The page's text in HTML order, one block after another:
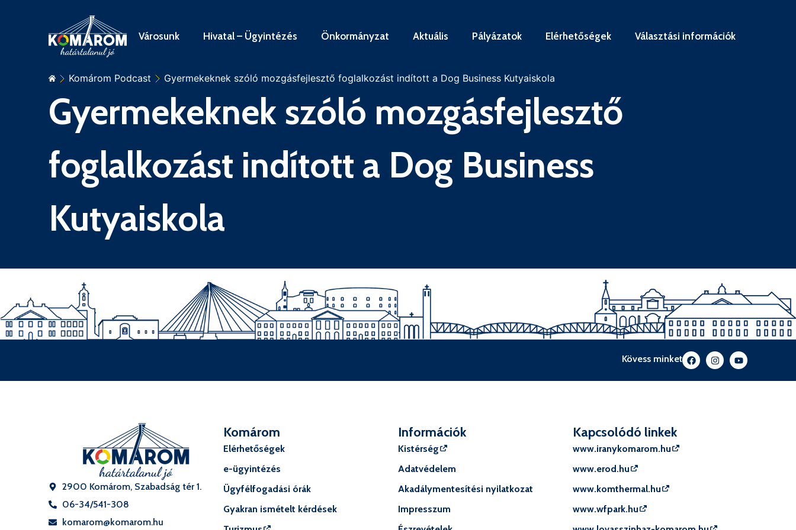
Városunk Hivatal – Ügyintézés Önkormányzat Aktuális Pályázatok Elérhetőségek Választási információk
Komárom Podcast Gyermekeknek szóló mozgásfejlesztő foglalkozást indított a Dog Business Kutyaiskola
Gyermekeknek szóló mozgásfejlesztő
foglalkozást indított a Dog Business
Kutyaiskola
Kövess minket
2900 Komárom, Szabadság tér 1.
06-34/541-308
komarom@komarom.hu
Komárom
Elérhetőségek
e-ügyintézés
Ügyfélfogadási órák
Gyakran ismételt kérdések
Információk
Kistérség
Adatvédelem
Akadálymentesítési nyilatkozat
Impresszum
Kapcsolódó linkek
www.iranykomarom.hu
www.erod.hu
www.komthermal.hu
www.wfpark.hu